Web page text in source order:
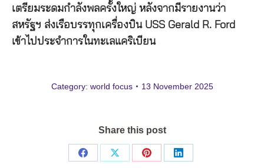
เตรียมระดมกำลังพลครั้งใหญ่ หลังจากมีรายงานว่า
สหรัฐฯ ส่งเรือบรรทุกเครื่องบิน USS Gerald R. Ford
เข้าไปประจำการในทะเลแคริเบียน
Category: world focus 13 November 2025
Share this post
Share Share Share Share